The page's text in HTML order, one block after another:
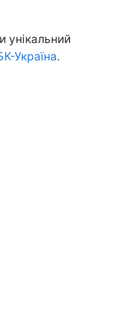
унікальний
Україна.